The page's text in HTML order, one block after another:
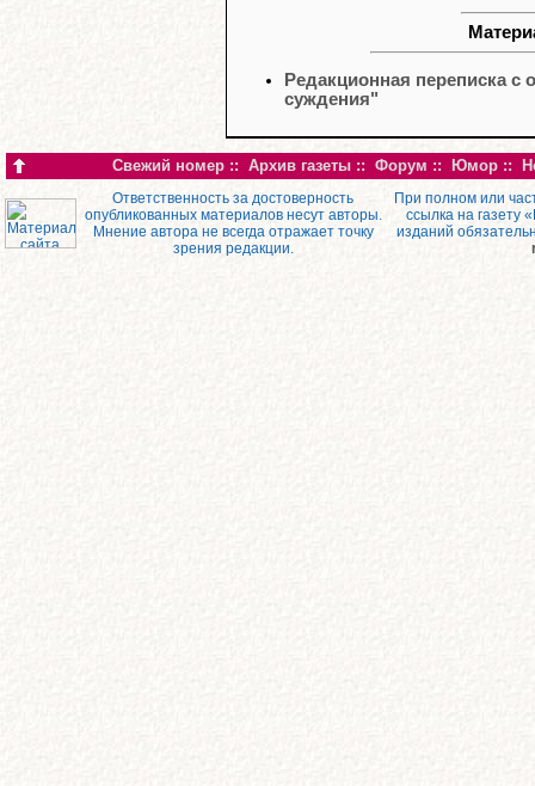
Редакционная переписка
суждения"
Свежий номер :: Архив газеты :: Форум :: Юмор ::
Ответственность за достоверность
опубликованных материалов несут авторы.
Мнение автора не всегда отражает точку
зрения редакции.
При полном или
ссылка на газету
изданий